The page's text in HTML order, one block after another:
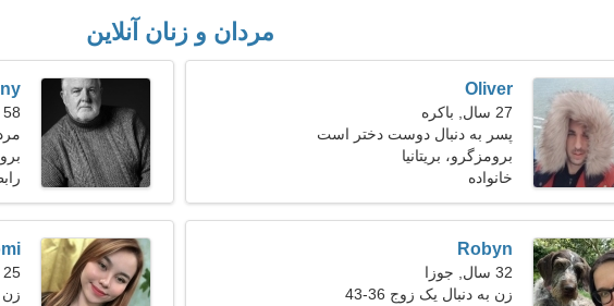
مردان و زنان آنلاین
Oliver
27 سال, باکره
پسر به دنبال دوست دختر است
برومزگرو، بریتانیا
خانواده
58 ساله, قوس
Robyn
32 سال, جوزا
زن به دنبال یک زوج 36-43
25 سال, لئو
زن